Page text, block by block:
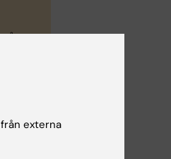
externa